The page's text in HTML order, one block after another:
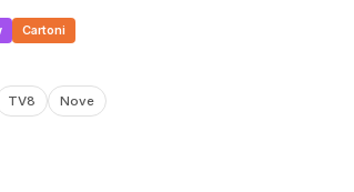
Cartoni
TV8 Nove